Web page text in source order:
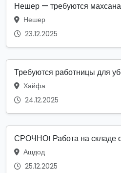
Нешер — требуются
Нешер
23.12.2025
Требуются работницы для
Хайфа
24.12.2025
СРОЧНО! Работа на складе
Ашдод
25.12.2025